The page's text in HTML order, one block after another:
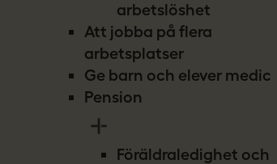
arbetslöshet
Att jobba på flera
arbetsplatser
Ge barn och elever medicin
Pension
Föräldraledighet och